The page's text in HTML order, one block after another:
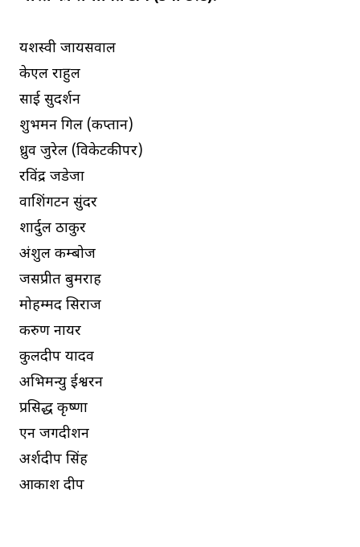
यशस्वी जायसवाल
केएल राहुल
साई सुदर्शन
शुभमन गिल (कप्तान)
ध्रुव जुरेल (विकेटकीपर)
रविंद्र जडेजा
वाशिंगटन सुंदर
शार्दुल ठाकुर
अंशुल कम्बोज
जसप्रीत बुमराह
मोहम्मद सिराज
करुण नायर
कुलदीप यादव
अभिमन्यु ईश्वरन
प्रसिद्ध कृष्णा
एन जगदीशन
अर्शदीप सिंह
आकाश दीप